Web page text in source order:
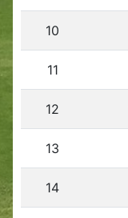
10
11
12
13
14